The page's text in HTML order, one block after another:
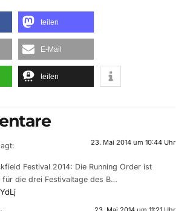
teilen
E-Mail
teilen
23. Mai 2014 um 10:44 Uhr
Festival 2014: Die Running Order ist
für die drei Festivaltage des B…